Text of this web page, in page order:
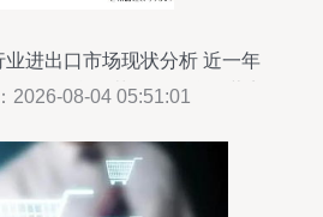
进出口市场现状分析 近一年
差均有所回落——聚焦国营贸
2026-08-04 05:51:01